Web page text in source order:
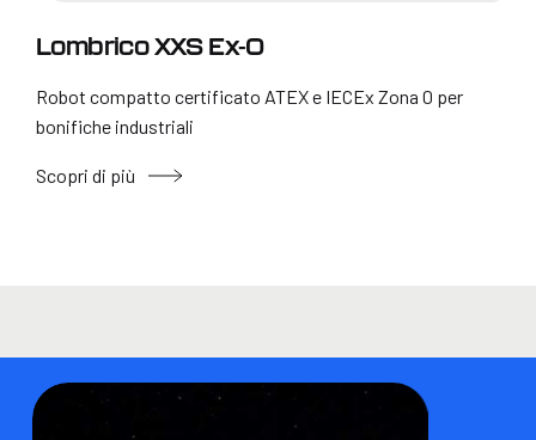
Lombrico XXS Ex-0
Robot compatto certificato ATEX e IECEx Zona 0 per
bonifiche industriali
Scopri di più